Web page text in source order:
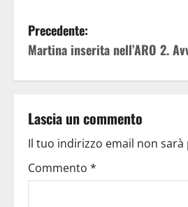
Precedente:
Martina inserita nell’ARO 2.
Lascia un commento
Il tuo indirizzo email non sarà
Commento *